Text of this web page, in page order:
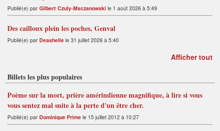
Publié(e) par Gilbert Czuly-Msczanowski le 1 août 2026 à 5:49
Des cailloux plein les poches, Genval
Publié(e) par Deashelle le 31 juillet 2026 à 5:40
Afficher tout
Billets les plus populaires
Poème sur la mort, prière amérindienne magnifique, à lire si vous
vous sentez mal suite à la perte d'un être cher.
Publié(e) par Dominique Prime le 15 juillet 2012 à 10:27